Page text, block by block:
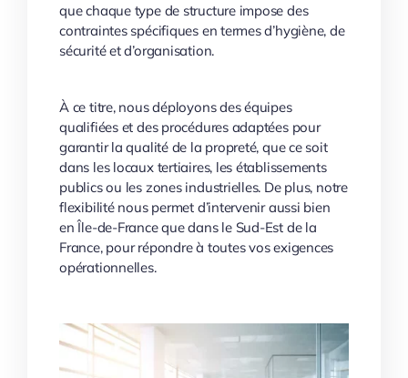
que chaque type de structure impose des
contraintes spécifiques en termes d’hygiène, de
sécurité et d’organisation.
À ce titre, nous déployons des équipes
qualifiées et des procédures adaptées pour
garantir la qualité de la propreté, que ce soit
dans les locaux tertiaires, les établissements
publics ou les zones industrielles. De plus, notre
flexibilité nous permet d’intervenir aussi bien
en Île-de-France que dans le Sud-Est de la
France, pour répondre à toutes vos exigences
opérationnelles.